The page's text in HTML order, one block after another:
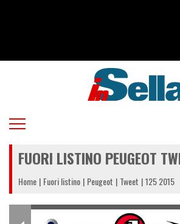
FUORI LISTINO PEUGEOT
Home Fuori listino Peugeot Tweet 125 2015